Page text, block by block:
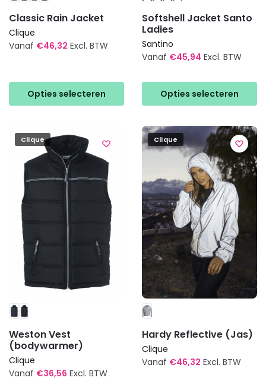
Classic Rain Jacket
Clique
Vanaf €46,32 Excl. BTW
Opties selecteren
product
heeft
meerdere
Deze
gekozen
worden
productpagina
Softshell Jacket Santo
Ladies
Santino
Vanaf €45,94 Excl. BTW
Opties selecteren
product
heeft
variaties.
Deze
kan
gekozen
worden
op
de
productpagina
Clique
Weston Vest
(bodywarmer)
Clique
Vanaf €36,56 Excl. BTW
Clique
Hardy Reflective (Jas)
Clique
Vanaf €46,32 Excl. BTW